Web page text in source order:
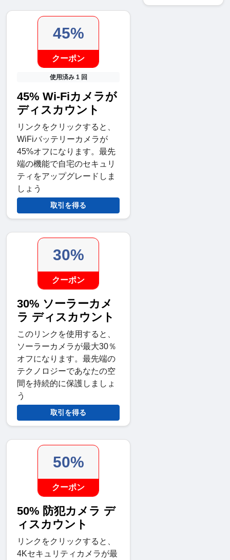
45%
クーポン
使用済み 1 回
45% Wi-Fiカメラが
ディスカウント
リンクをクリックすると、
WiFiバッテリーカメラが
45%オフになります。最先
端の機能で自宅のセキュリ
ティをアップグレードしま
しょう
取引を得る
30%
クーポン
30% ソーラーカメ
ラ ディスカウント
このリンクを使用すると、
ソーラーカメラが最大30％
オフになります。最先端の
テクノロジーであなたの空
間を持続的に保護しましょ
う
取引を得る
50%
クーポン
50% 防犯カメラ デ
ィスカウント
リンクをクリックすると、
4Kセキュリティカメラが最